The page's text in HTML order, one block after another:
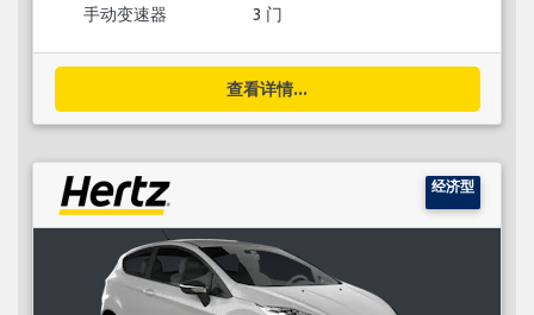
手动变速器 3 门
查看详情...
经济型